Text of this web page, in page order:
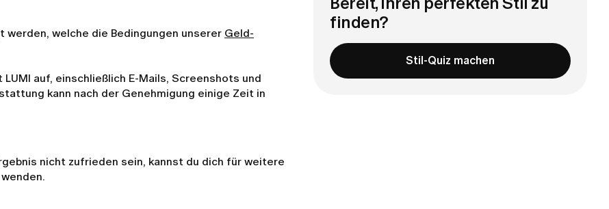
werden, welche die Bedingungen unserer Geld-
auf, einschließlich E-Mails, Screenshots und
kann nach der Genehmigung einige Zeit in
nicht zufrieden sein, kannst du dich für weitere
finden?
Stil-Quiz machen